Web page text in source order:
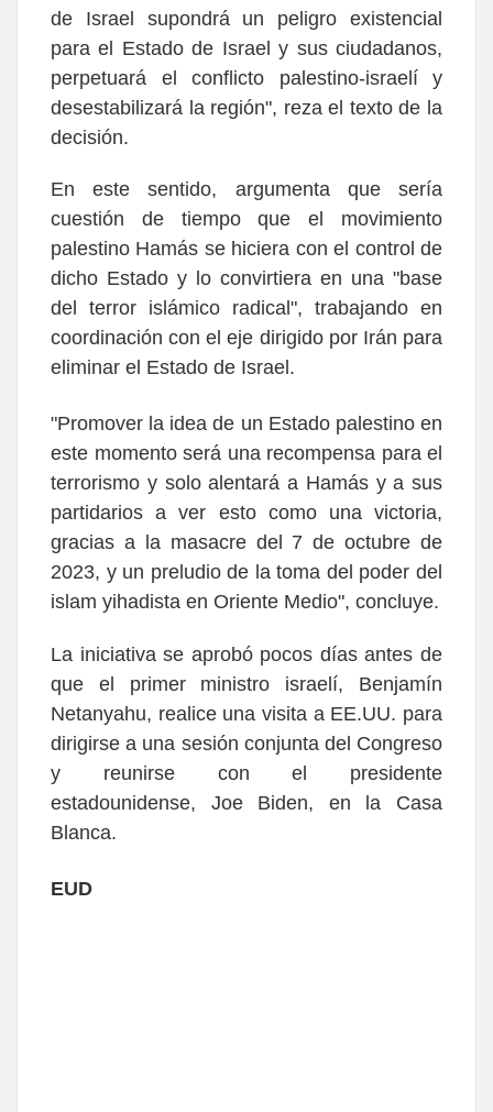
de Israel supondrá un peligro existencial
para el Estado de Israel y sus ciudadanos,
perpetuará el conflicto palestino-israelí y
desestabilizará la región", reza el texto de la
decisión.
En este sentido, argumenta que sería
cuestión de tiempo que el movimiento
palestino Hamás se hiciera con el control de
dicho Estado y lo convirtiera en una "base
del terror islámico radical", trabajando en
coordinación con el eje dirigido por Irán para
eliminar el Estado de Israel.
"Promover la idea de un Estado palestino en
este momento será una recompensa para el
terrorismo y solo alentará a Hamás y a sus
partidarios a ver esto como una victoria,
gracias a la masacre del 7 de octubre de
2023, y un preludio de la toma del poder del
islam yihadista en Oriente Medio", concluye.
La iniciativa se aprobó pocos días antes de
que el primer ministro israelí, Benjamín
Netanyahu, realice una visita a EE.UU. para
dirigirse a una sesión conjunta del Congreso
y reunirse con el presidente
estadounidense, Joe Biden, en la Casa
Blanca.
EUD